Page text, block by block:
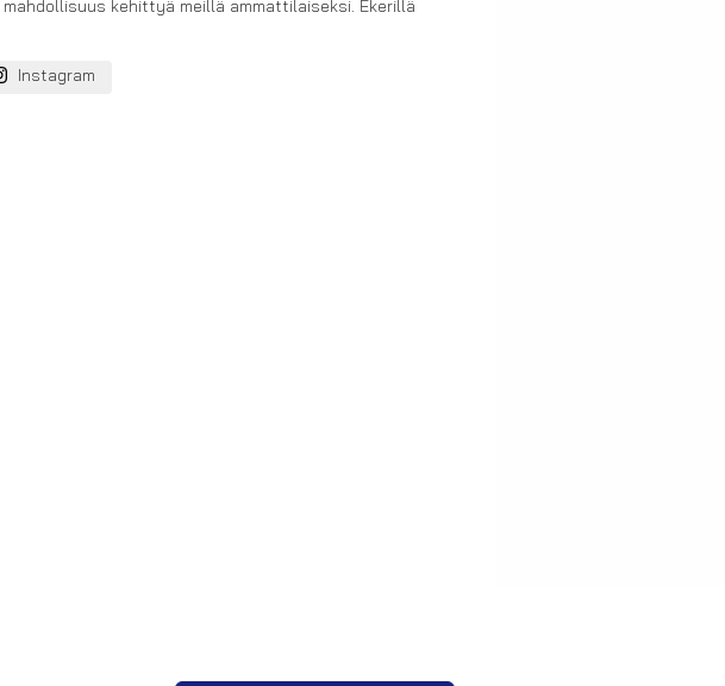
kehittyä meillä ammattilaiseksi. Ekerillä
Instagram